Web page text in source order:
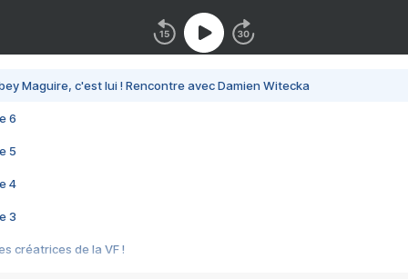
Maguire, c'est lui ! Rencontre avec Damien Witecka
6
5
4
3
créatrices de la VF !